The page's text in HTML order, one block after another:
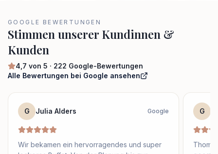
GOOGLE BEWERTUNGEN
Stimmen unserer Kundinnen &
Kunden
4,7 von 5 · 222 Google-Bewertungen
Alle Bewertungen bei Google ansehen
G Julia Alders Google
Wir bekamen ein hervorragendes und super
G